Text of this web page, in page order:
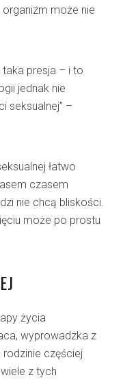
może nie
taka presja – i to
jednak nie
seksualnej” –
łatwo
czasem
nie chcą bliskości.
może po prostu
życia
wyprowadzka z
rodzinie częściej
z tych